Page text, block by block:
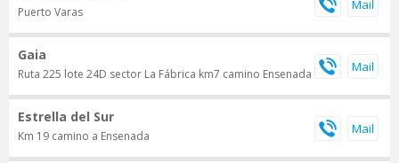
Puerto Varas
Gaia
Ruta 225 lote 24D sector La Fábrica km7 camino Ensenada
Estrella del Sur
Km 19 camino a Ensenada